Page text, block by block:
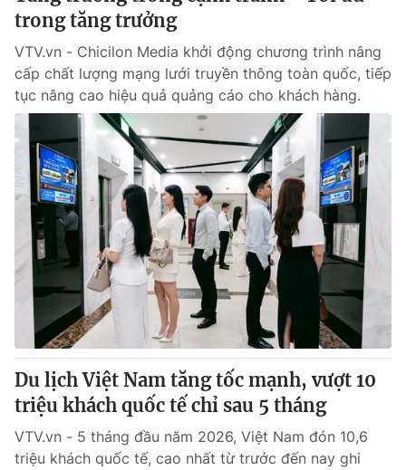
trong tăng trưởng
VTV.vn - Chicilon Media khởi động chương trình nâng
cấp chất lượng mạng lưới truyền thông toàn quốc, tiếp
tục nâng cao hiệu quả quảng cáo cho khách hàng.
Du lịch Việt Nam tăng tốc mạnh, vượt 10
triệu khách quốc tế chỉ sau 5 tháng
VTV.vn - 5 tháng đầu năm 2026, Việt Nam đón 10,6
triệu khách quốc tế, cao nhất từ trước đến nay ghi